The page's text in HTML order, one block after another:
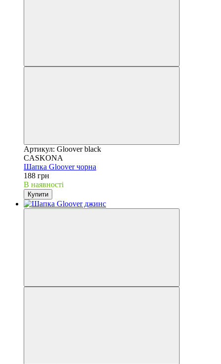
Артикул: Gloover black
CASKONA
Шапка Gloover чорна
188 грн
В наявності
Купити